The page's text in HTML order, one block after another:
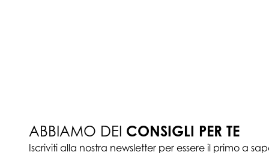
ABBIAMO DEI CONSIGLI PER TE
Iscriviti alla nostra newsletter per essere il primo a